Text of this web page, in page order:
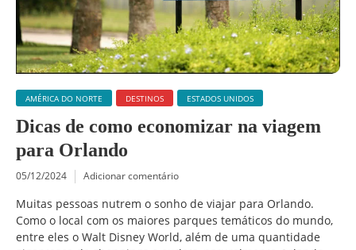
AMÉRICA DO NORTE DESTINOS ESTADOS UNIDOS
Dicas de como economizar na viagem
para Orlando
05/12/2024 Adicionar comentário
Muitas pessoas nutrem o sonho de viajar para Orlando.
Como o local com os maiores parques temáticos do mundo,
entre eles o Walt Disney World, além de uma quantidade